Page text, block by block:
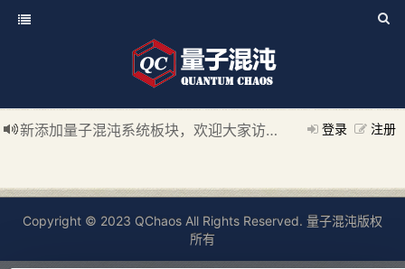
登录 注册
新添加量子混沌系统板块，欢迎大家访问！
---“量子混沌系
Copyright © 2023 QChaos All Rights Reserved. 量子混沌版权
所有